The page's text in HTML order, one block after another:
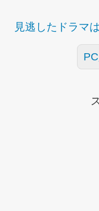
見逃したドラマ